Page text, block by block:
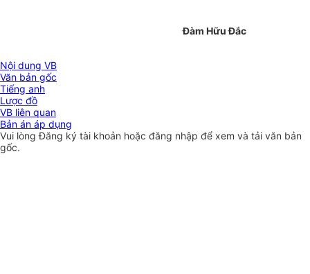
Đàm Hữu Đắc
Nội dung VB
Văn bản gốc
Tiếng anh
Lược đồ
VB liên quan
Bản án áp dụng
Vui lòngĐăng ký tài khoản hoặc đăng nhập để xem và tải văn bản
gốc.